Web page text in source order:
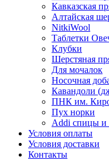
Кавказская
Алтайская
NitkiWool
Таблетки
Клубки
Шерстяная
Для мочалок
Носочная
Кавандоли
ПНК им.
Пух норки
Addi спицы и
Условия оплаты
Условия доставки
Контакты